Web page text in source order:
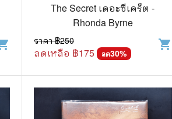
The Secret เดอะซีเคร็ต -
Rhonda Byrne
ราคา ฿250
ลดเหลือ ฿175 ลด30%
shopping_cart